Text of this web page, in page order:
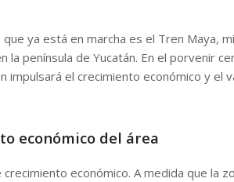
ya está en marcha es el Tren Maya,
península de Yucatán. En el porvenir
impulsará el crecimiento económico y el
económico del área
económico. A medida que la